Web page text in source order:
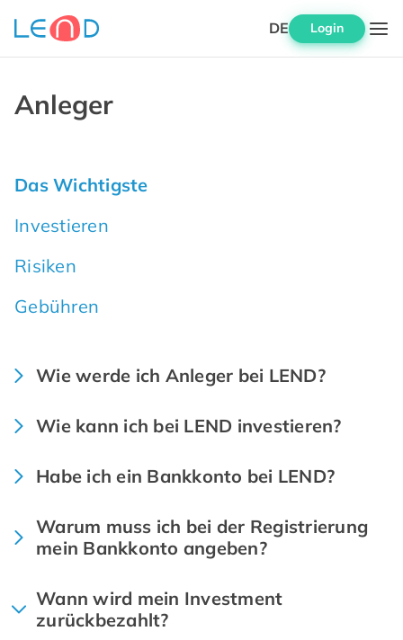
DE Login
Anleger
Das Wichtigste
Investieren
Risiken
Gebühren
Wie werde ich Anleger bei LEND?
Wie kann ich bei LEND investieren?
Habe ich ein Bankkonto bei LEND?
Warum muss ich bei der Registrierung
mein Bankkonto angeben?
Wann wird mein Investment
zurückbezahlt?